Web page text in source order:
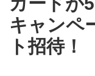
キャンペ
ト招待！